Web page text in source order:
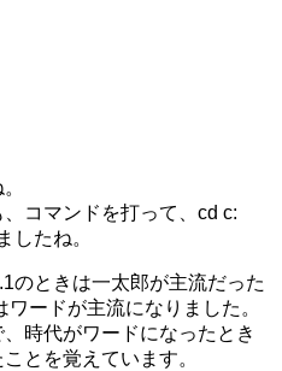
コマンドを打って、cd c:
したね。
のときは一太郎が主流だった
ードが主流になりました。
時代がワードになったとき
とを覚えています。